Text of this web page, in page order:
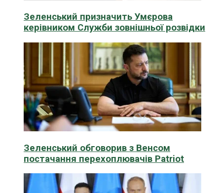
Зеленський призначить Умєрова
керівником Служби зовнішньої розвідки
Зеленський обговорив з Венсом
постачання перехоплювачів Patriot